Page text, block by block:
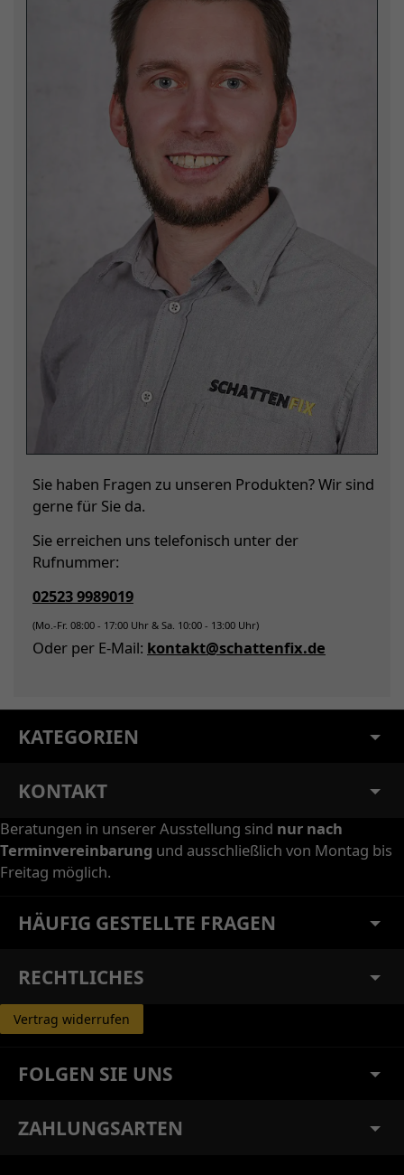
Sie haben Fragen zu unseren Produkten? Wir sind
gerne für Sie da.
Sie erreichen uns telefonisch unter der
Rufnummer:
02523 9989019
(Mo.-Fr. 08:00 - 17:00 Uhr & Sa. 10:00 - 13:00 Uhr)
Oder per E-Mail: kontakt@schattenfix.de
KATEGORIEN
KONTAKT
Beratungen in unserer Ausstellung sind nur nach
Terminvereinbarung und ausschließlich von Montag bis
Freitag möglich.
HÄUFIG GESTELLTE FRAGEN
RECHTLICHES
Vertrag widerrufen
FOLGEN SIE UNS
ZAHLUNGSARTEN